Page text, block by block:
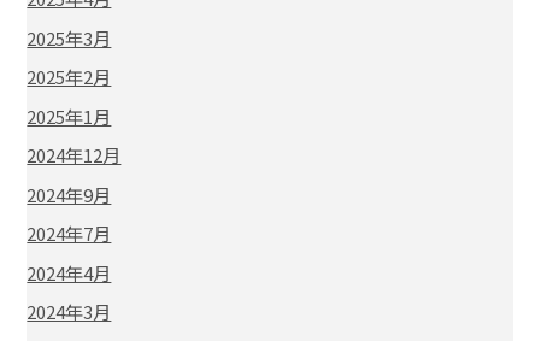
2025年3月
2025年2月
2025年1月
2024年12月
2024年9月
2024年7月
2024年4月
2024年3月